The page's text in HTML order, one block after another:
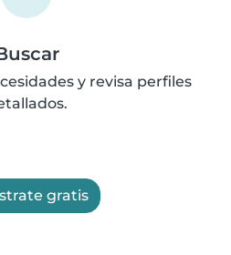
y revisa perfiles
gratis